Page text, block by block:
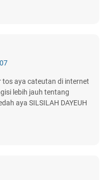
tos aya cateutan di internet
lebih jauh tentang
aya SILSILAH DAYEUH